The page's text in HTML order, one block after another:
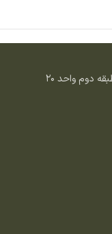
دوم واحد ٢٠